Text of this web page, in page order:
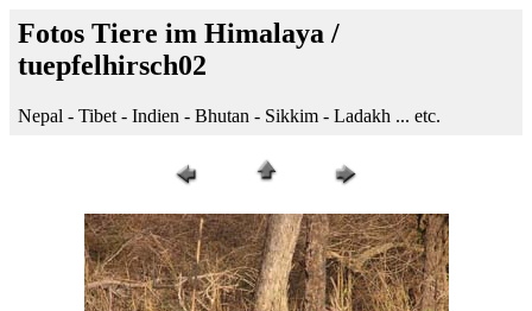
Fotos Tiere im Himalaya /
tuepfelhirsch02
Nepal - Tibet - Indien - Bhutan - Sikkim - Ladakh ... etc.